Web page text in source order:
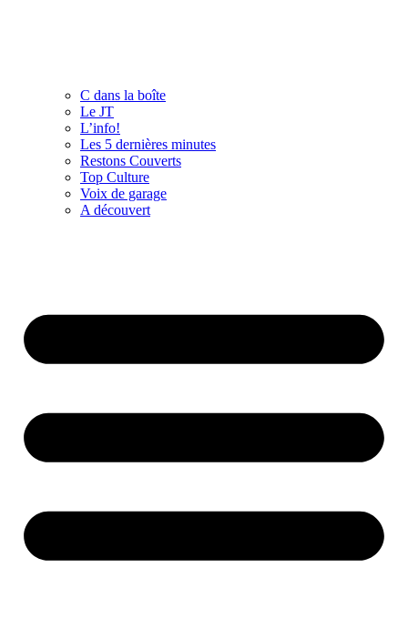
C dans la boîte
Le JT
L’info!
Les 5 dernières minutes
Restons Couverts
Top Culture
Voix de garage
A découvert